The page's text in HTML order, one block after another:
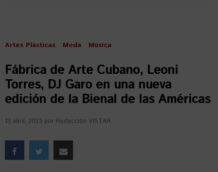
Artes Plásticas Moda Música
Fábrica de Arte Cubano, Leoni
Torres, DJ Garo en una nueva
edición de la Bienal de las Américas
13 abril, 2023 por Redacción VISTAR